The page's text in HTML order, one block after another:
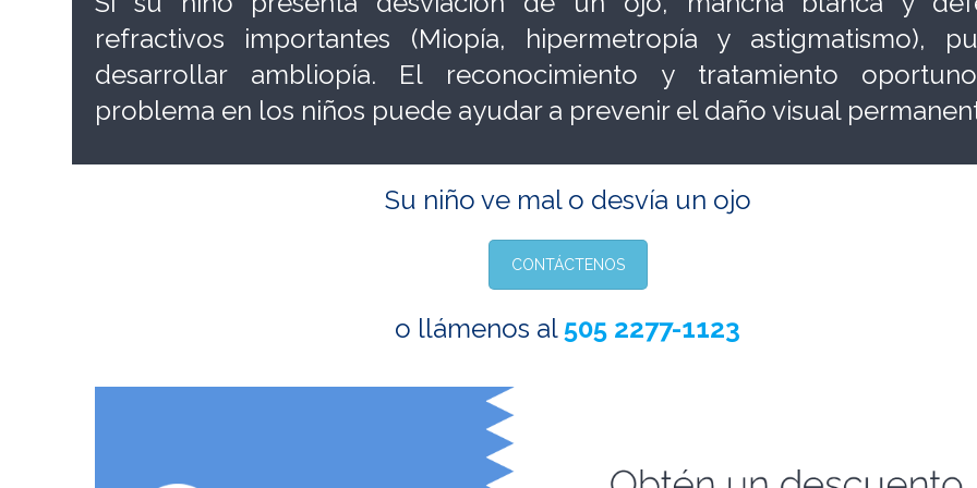
refractivos importantes (Miopía, hipermetropía y astigmatismo),
desarrollar ambliopía. El reconocimiento y tratamiento
problema en los niños puede ayudar a prevenir el daño visual
Su niño ve mal o desvía un ojo
CONTÁCTENOS
o llámenos al 505 2277-1123